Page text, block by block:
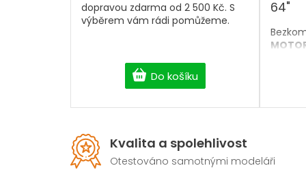
Do košíku
dopravou zdarma od 2 500 Kč. S
výběrem vám rádi pomůžeme.
64"
kg.
lepší
Kvalita a spolehlivost
Otestováno samotnými modeláři